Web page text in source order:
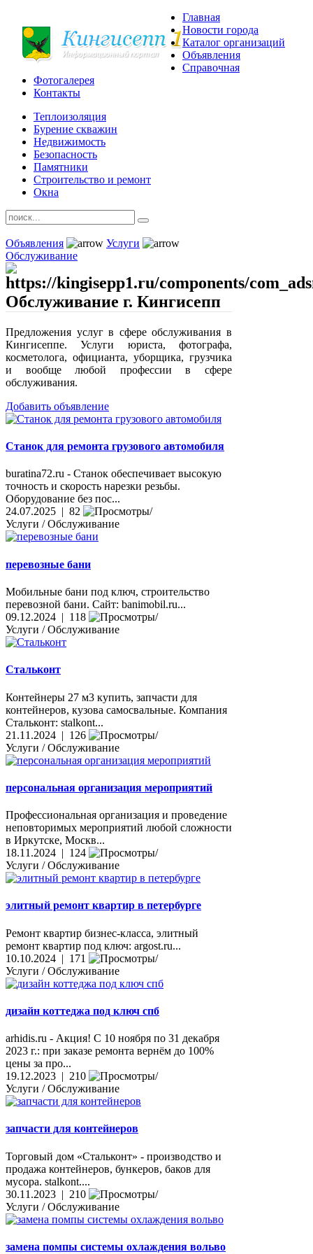
Главная
Новости города
Каталог организаций
Объявления
Справочная
Фотогалерея
Контакты
Теплоизоляция
Бурение скважин
Недвижимость
Безопасность
Памятники
Строительство и ремонт
Окна
Объявления
Услуги
Обслуживание
Обслуживание г. Кингисепп
Предложения услуг в сфере обслуживания в
Кингисеппе. Услуги юриста, фотографа,
косметолога, официанта, уборщика, грузчика
и вообще любой профессии в сфере
обслуживания.
Добавить объявление
Станок для ремонта грузового автомобиля
buratina72.ru - Станок обеспечивает высокую
точность и скорость нарезки резьбы.
Оборудование без пос...
24.07.2025 | 82
Услуги / Обслуживание
перевозные бани
Мобильные бани под ключ, строительство
перевозной бани. Сайт: banimobil.ru...
09.12.2024 | 118
Услуги / Обслуживание
Стальконт
Контейнеры 27 м3 купить, запчасти для
контейнеров, кузова самосвальные. Компания
Стальконт: stalkont...
21.11.2024 | 126
Услуги / Обслуживание
персональная организация мероприятий
Профессиональная организация и проведение
неповторимых мероприятий любой сложности
в Иркутске, Москв...
18.11.2024 | 124
Услуги / Обслуживание
элитный ремонт квартир в петербурге
Ремонт квартир бизнес-класса, элитный
ремонт квартир под ключ: argost.ru...
10.10.2024 | 171
Услуги / Обслуживание
дизайн коттеджа под ключ спб
arhidis.ru - Акция! С 10 ноября по 31 декабря
2023 г.: при заказе ремонта вернём до 100%
цены за про...
19.12.2023 | 210
Услуги / Обслуживание
запчасти для контейнеров
Торговый дом «Стальконт» - производство и
продажа контейнеров, бункеров, баков для
мусора. stalkont....
30.11.2023 | 210
Услуги / Обслуживание
замена помпы системы охлаждения вольво